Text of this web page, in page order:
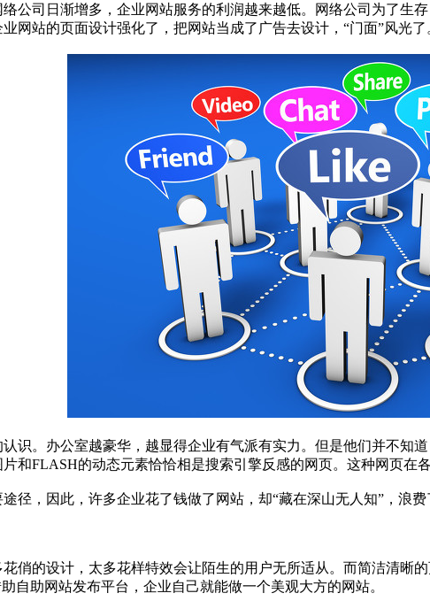
公司日渐增多，企业网站服务的利润越来越低。网络公司为了生
网站的页面设计强化了，把网站当成了广告去设计，“门面”风光了
识。办公室越豪华，越显得企业有气派有实力。但是他们并不知
和FLASH的动态元素恰恰相是搜索引擎反感的网页。这种网页在
径，因此，许多企业花了钱做了网站，却“藏在深山无人知”，浪
俏的设计，太多花样特效会让陌生的用户无所适从。而简洁清晰
自助网站发布平台，企业自己就能做一个美观大方的网站。